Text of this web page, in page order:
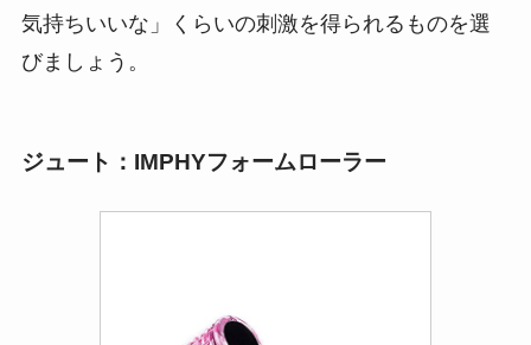
気持ちいいな」くらいの刺激を得られるものを選
びましょう。
ジュート：IMPHYフォームローラー